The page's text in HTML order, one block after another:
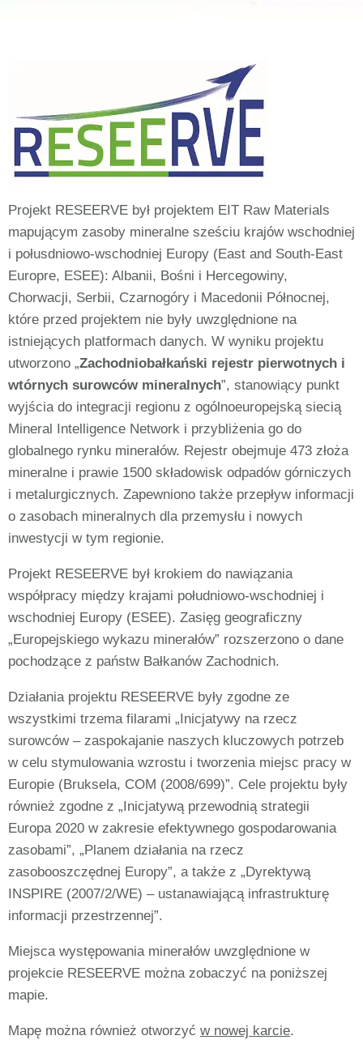
Projekt RESEERVE był projektem EIT Raw Materials
mapującym zasoby mineralne sześciu krajów wschodniej
i połusdniowo-wschodniej Europy (East and South-East
Europre, ESEE): Albanii, Bośni i Hercegowiny,
Chorwacji, Serbii, Czarnogóry i Macedonii Północnej,
które przed projektem nie były uwzględnione na
istniejących platformach danych. W wyniku projektu
utworzono „Zachodniobałkański rejestr pierwotnych i
wtórnych surowców mineralnych”, stanowiący punkt
wyjścia do integracji regionu z ogólnoeuropejską siecią
Mineral Intelligence Network i przybliżenia go do
globalnego rynku minerałów. Rejestr obejmuje 473 złoża
mineralne i prawie 1500 składowisk odpadów górniczych
i metalurgicznych. Zapewniono także przepływ informacji
o zasobach mineralnych dla przemysłu i nowych
inwestycji w tym regionie.
Projekt RESEERVE był krokiem do nawiązania
współpracy między krajami południowo-wschodniej i
wschodniej Europy (ESEE). Zasięg geograficzny
„Europejskiego wykazu minerałów” rozszerzono o dane
pochodzące z państw Bałkanów Zachodnich.
Działania projektu RESEERVE były zgodne ze
wszystkimi trzema filarami „Inicjatywy na rzecz
surowców – zaspokajanie naszych kluczowych potrzeb
w celu stymulowania wzrostu i tworzenia miejsc pracy w
Europie (Bruksela, COM (2008/699)”. Cele projektu były
również zgodne z „Inicjatywą przewodnią strategii
Europa 2020 w zakresie efektywnego gospodarowania
zasobami”, „Planem działania na rzecz
zasobooszczędnej Europy”, a także z „Dyrektywą
INSPIRE (2007/2/WE) – ustanawiającą infrastrukturę
informacji przestrzennej”.
Miejsca występowania minerałów uwzględnione w
projekcie RESEERVE można zobaczyć na poniższej
mapie.
Mapę można również otworzyć w nowej karcie.